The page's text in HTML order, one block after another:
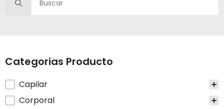
for:
Categorias Producto
Categorias producto
Capilar
Corporal